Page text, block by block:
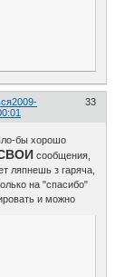
33
2009-
бы хорошо
сообщения,
ляпнешь з гаряча,
на "спасибо"
и можно